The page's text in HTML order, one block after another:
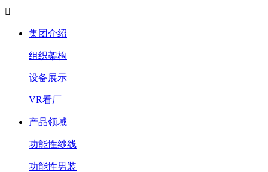

集团介绍
组织架构
设备展示
VR看厂
产品领域
功能性纱线
功能性男装